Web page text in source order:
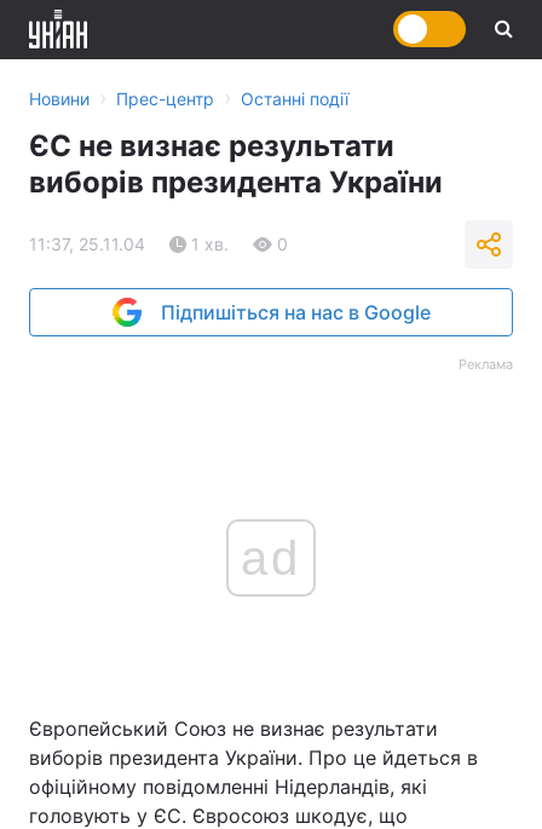
Новини › Прес-центр › Останні події
ЄС не визнає результати
виборів президента України
11:37, 25.11.04 1 хв. 0
Підпишіться на нас в Google
Реклама
ad
Європейський Союз не визнає результати
виборів президента України. Про це йдеться в
офіційному повідомленні Нідерландів, які
головують у ЄС. Євросоюз шкодує, що